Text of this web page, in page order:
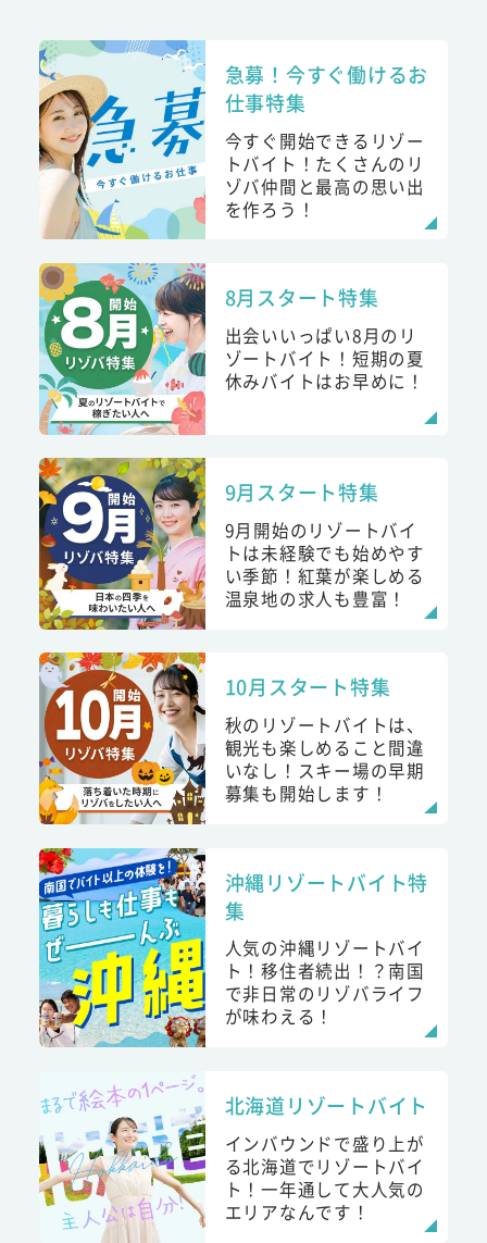
急募！今すぐ働けるお
仕事特集
今すぐ開始できるリゾー
トバイト！たくさんのリ
ゾバ仲間と最高の思い出
を作ろう！
8月スタート特集
出会いいっぱい8月のリ
ゾートバイト！短期の夏
休みバイトはお早めに！
9月スタート特集
9月開始のリゾートバイ
トは未経験でも始めやす
い季節！紅葉が楽しめる
温泉地の求人も豊富！
10月スタート特集
秋のリゾートバイトは、
観光も楽しめること間違
いなし！スキー場の早期
募集も開始します！
沖縄リゾートバイト特
集
人気の沖縄リゾートバイ
ト！移住者続出！？南国
で非日常のリゾバライフ
が味わえる！
北海道リゾートバイト
インバウンドで盛り上が
る北海道でリゾートバイ
ト！一年通して大人気の
エリアなんです！